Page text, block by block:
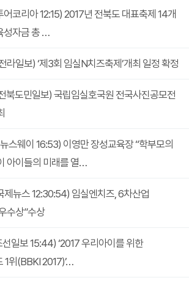
어코리아 12:15) 2017년 전북도 대표축제 14개
성자금 총 …
라일보) ‘제3회 임실N치즈축제’개최 일정 확정
북도민일보) 국립임실호국원 전국사진공모전
스웨이 16:53) 이영만 장성교육장 “학부모의
아이들의 미래를 열…
제뉴스 12:30:54) 임실엔치즈, 6차산업
수상”수상
선일보 15:44) ‘2017 우리아이를 위한
1위(BBKI 2017)’…